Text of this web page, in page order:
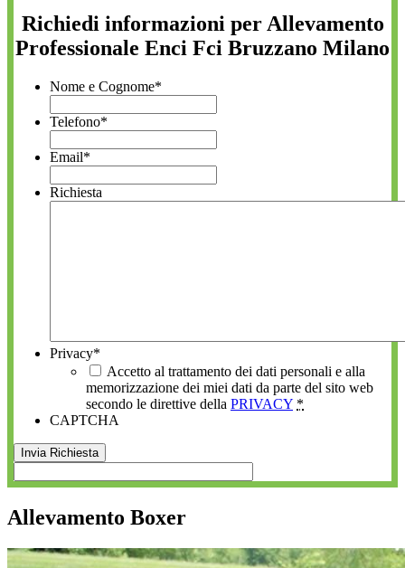
Richiedi informazioni per Allevamento
Professionale Enci Fci Bruzzano Milano
Nome e Cognome*
Telefono*
Email*
Richiesta
Privacy*
Accetto al trattamento dei dati personali e alla
memorizzazione dei miei dati da parte del sito web
secondo le direttive della PRIVACY *
CAPTCHA
Allevamento Boxer